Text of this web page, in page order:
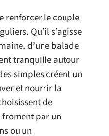
renforcer le couple
Qu’il s’agisse
d’une balade
tranquille autour
simples créent un
et nourrir la
de
froment par un
ou un